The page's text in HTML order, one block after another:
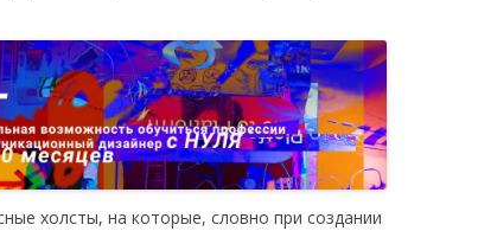
холсты, на которые, словно при создании